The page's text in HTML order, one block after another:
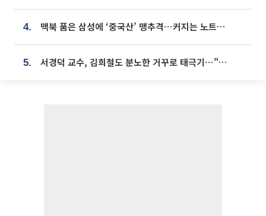
4. 맥북 품은 삼성에 ‘중국산’ 맹추격⋯커지는 노트북 OLED 시장
5. 서경덕 교수, 김희철도 분노한 거꾸로 태극기⋯"엉터리는 아냐, 아쉬울 뿐"